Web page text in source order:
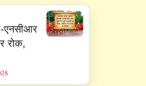
एनसीआर
रोक,